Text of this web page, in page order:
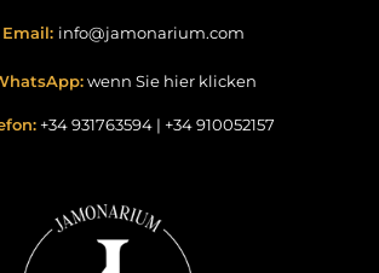
Email: info@jamonarium.com
wenn Sie hier klicken
+34 931763594| +34 910052157